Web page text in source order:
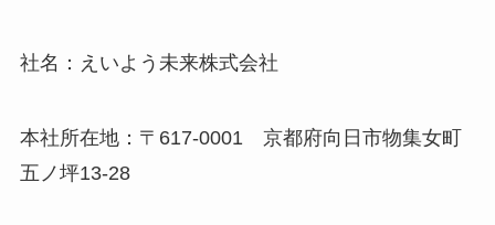
社名：えいよう未来株式会社
本社所在地：〒617-0001 京都府向日市物集女町
五ノ坪13-28